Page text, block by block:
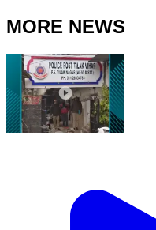
MORE NEWS